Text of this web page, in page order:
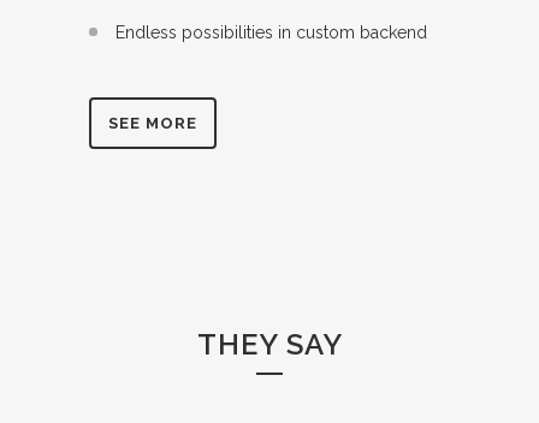
Endless possibilities in custom backend
SEE MORE
THEY SAY